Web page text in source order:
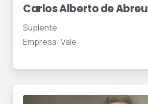
Carlos Alberto de Abreu
Suplente
Empresa: Vale